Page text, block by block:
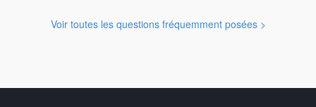
Voir toutes les questions fréquemment posées >